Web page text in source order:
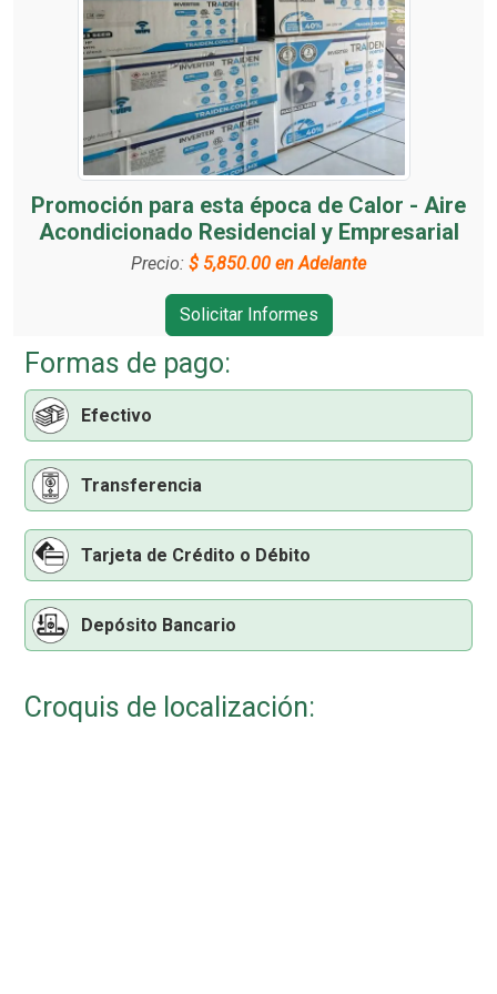
Contamos con un nuevo servicio de Aire Acondicionado
Click Aquí para conocerlo
Nos interesa tu Comentario u Opinión para ofrecerte un
mejor Servicio. Si lo deseas lo puedes hacerAquí y a la
brevedad posible tendrás una respuesta.
Promoción para esta época de Calor - Aire
Acondicionado Residencial y Empresarial
Precio: $ 5,850.00 en Adelante
Solicitar Informes
Formas de pago:
Efectivo
Transferencia
Tarjeta de Crédito o Débito
Depósito Bancario
Croquis de localización: